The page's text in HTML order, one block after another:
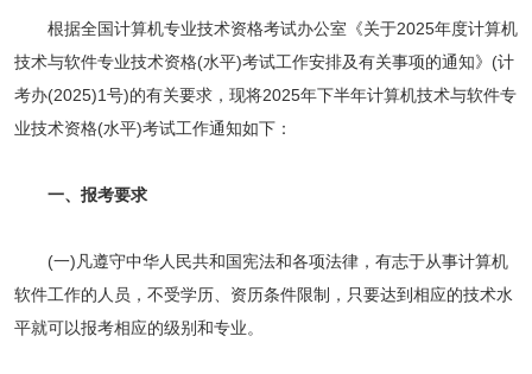
根据全国计算机专业技术资格考试办公室《关于2025年度计算机
技术与软件专业技术资格(水平)考试工作安排及有关事项的通知》(计
考办(2025)1号)的有关要求，现将2025年下半年计算机技术与软件专
业技术资格(水平)考试工作通知如下：
一、报考要求
(一)凡遵守中华人民共和国宪法和各项法律，有志于从事计算机
软件工作的人员，不受学历、资历条件限制，只要达到相应的技术水
平就可以报考相应的级别和专业。